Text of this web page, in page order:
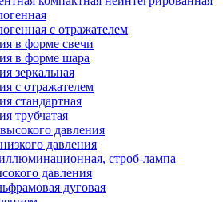
с отражателем
в форме свечи
в форме шара
зеркальная
с отражателем
стандартная
трубчатая
давления
давления
строб-лампа
давления
дуговая